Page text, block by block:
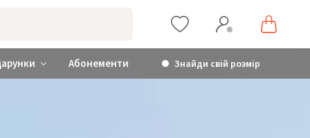
Абонементи Знайди свій розмір